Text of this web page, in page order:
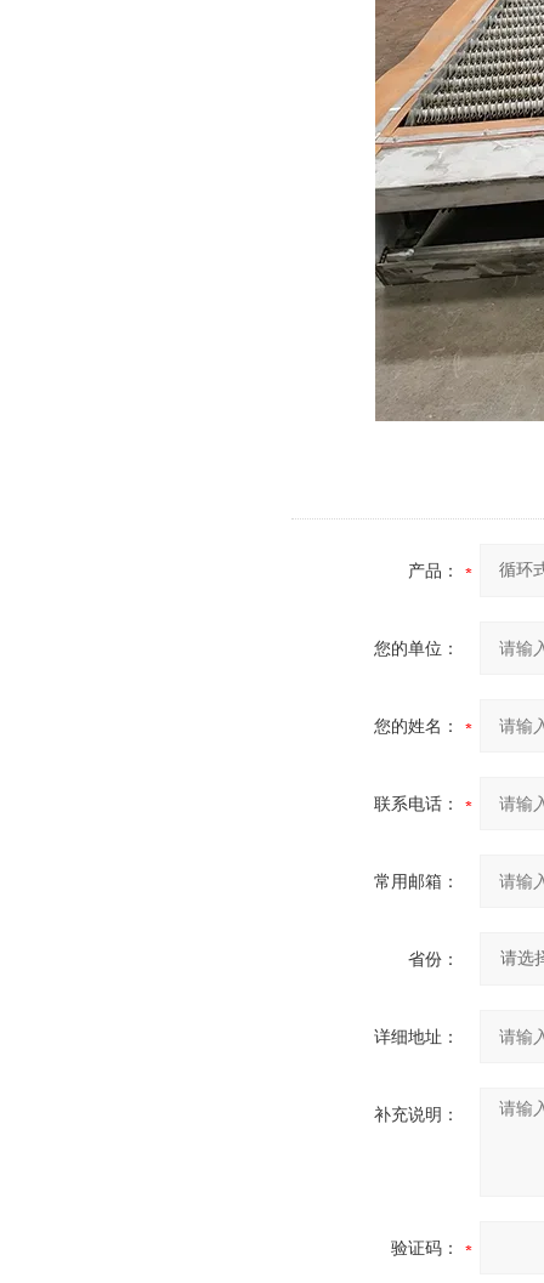
产品：
您的单位：
您的姓名：
联系电话：
常用邮箱：
省份：
详细地址：
补充说明：
验证码：